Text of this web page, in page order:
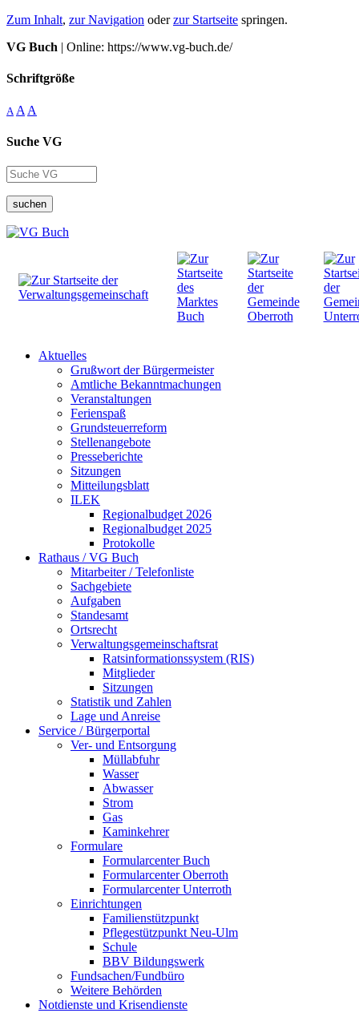
Zum Inhalt, zur Navigation oderzur Startseite springen.
VG Buch | Online: https://www.vg-buch.de/
Schriftgröße
A A A
Suche VG
suchen
Aktuelles
Grußwort der Bürgermeister
Amtliche Bekanntmachungen
Veranstaltungen
Ferienspaß
Grundsteuerreform
Stellenangebote
Presseberichte
Sitzungen
Mitteilungsblatt
ILEK
Regionalbudget 2026
Regionalbudget 2025
Protokolle
Rathaus / VG Buch
Mitarbeiter / Telefonliste
Sachgebiete
Aufgaben
Standesamt
Ortsrecht
Verwaltungsgemeinschaftsrat
Ratsinformationssystem (RIS)
Mitglieder
Sitzungen
Statistik und Zahlen
Lage und Anreise
Service / Bürgerportal
Ver- und Entsorgung
Müllabfuhr
Wasser
Abwasser
Strom
Gas
Kaminkehrer
Formulare
Formularcenter Buch
Formularcenter Oberroth
Formularcenter Unterroth
Einrichtungen
Familienstützpunkt
Pflegestützpunkt Neu-Ulm
Schule
BBV Bildungswerk
Fundsachen/Fundbüro
Weitere Behörden
Notdienste und Krisendienste